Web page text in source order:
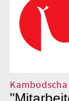
Kambodscha